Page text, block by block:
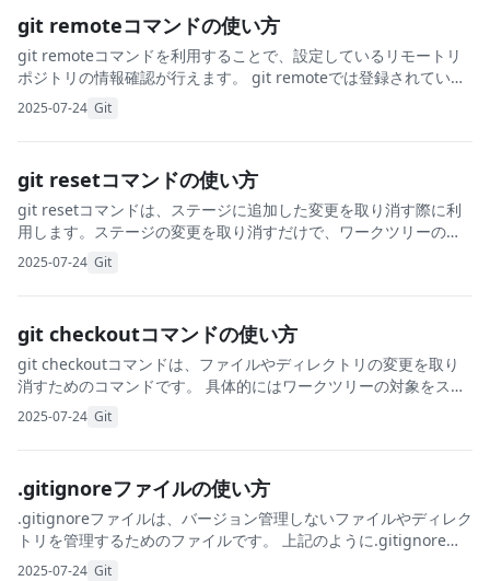
git remoteコマンドの使い方
git remoteコマンドを利用することで、設定しているリモートリ
ポジトリの情報確認が行えます。 git remoteでは登録されている
リモートリポジトリ名が表示されます。-vを追加すると、URLも表
2025-07-24 Git
git resetコマンドの使い方
git resetコマンドは、ステージに追加した変更を取り消す際に利
用します。ステージの変更を取り消すだけで、ワークツリーのフ
ァイルには影響を与えません。 git resetコマンドを使うと、リポ
2025-07-24 Git
git checkoutコマンドの使い方
git checkoutコマンドは、ファイルやディレクトリの変更を取り
消すためのコマンドです。 具体的にはワークツリーの対象をステ
ージで記録された状態に戻します。 実行するには、ファイルやデ
2025-07-24 Git
.gitignoreファイルの使い方
.gitignoreファイルは、バージョン管理しないファイルやディレク
トリを管理するためのファイルです。 上記のように.gitignoreフ
ァイルにバージョン管理をしないファイルやディレクトリを記載
2025-07-24 Git